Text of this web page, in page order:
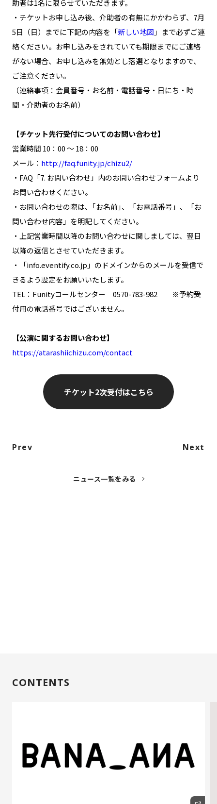
助者は1名に限らせていただきます。
・チケットお申し込み後、介助者の有無にかかわらず、7月
5日（日）までに下記の内容を「新しい地図 」まで必ずご連
絡ください。お申し込みをされていても期限までにご連絡
がない場合、お申し込みを無効とし落選となりますので、
ご注意ください。
（連絡事項：会員番号・お名前・電話番号・日にち・時
間・介助者のお名前）
【チケット先行受付についてのお問い合わせ】
営業時間 10：00 ～ 18：00
メール： http://faq.funity.jp/chizu2/
・FAQ「7. お問い合わせ」内のお問い合わせフォームより
お問い合わせください。
・お問い合わせの際は、｢お名前｣、「お電話番号」、「お
問い合わせ内容」を明記してください。
・上記営業時間以降のお問い合わせに関しましては、翌日
以降の返信とさせていただきます。
・「info.eventify.co.jp」のドメインからのメールを受信で
きるよう設定をお願いいたします。
TEL：Funityコールセンター 0570-783-982 ※予約受
付用の電話番号ではございません。
【公演に関するお問い合わせ】
https://atarashiichizu.com/contact
チケット2次受付はこちら
Prev Next
ニュース一覧をみる
CONTENTS